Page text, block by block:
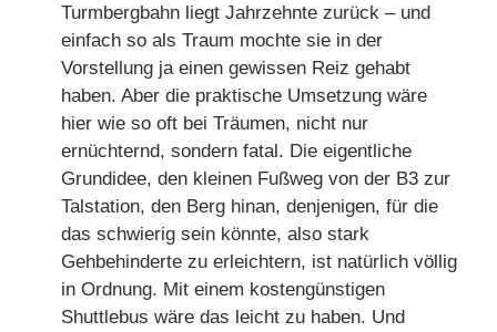
Turmbergbahn liegt Jahrzehnte zurück – und
einfach so als Traum mochte sie in der
Vorstellung ja einen gewissen Reiz gehabt
haben. Aber die praktische Umsetzung wäre
hier wie so oft bei Träumen, nicht nur
ernüchternd, sondern fatal. Die eigentliche
Grundidee, den kleinen Fußweg von der B3 zur
Talstation, den Berg hinan, denjenigen, für die
das schwierig sein könnte, also stark
Gehbehinderte zu erleichtern, ist natürlich völlig
in Ordnung. Mit einem kostengünstigen
Shuttlebus wäre das leicht zu haben. Und